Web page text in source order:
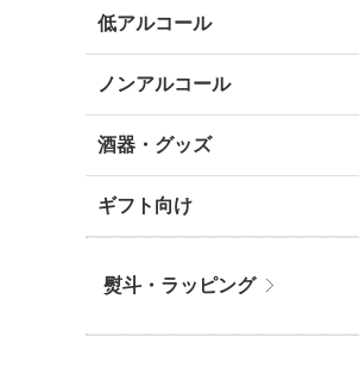
低アルコール
ノンアルコール
酒器・グッズ
ギフト向け
熨斗・ラッピング